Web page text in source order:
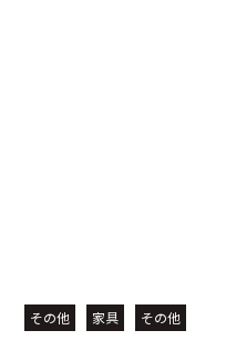
その他 家具 その他